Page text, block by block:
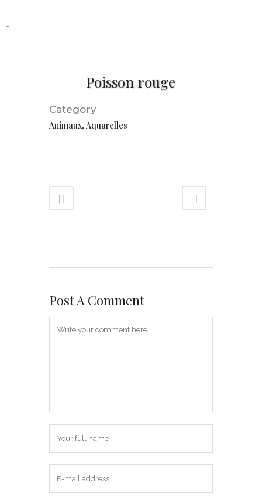
Poisson rouge
Category
Animaux, Aquarelles
Post A Comment